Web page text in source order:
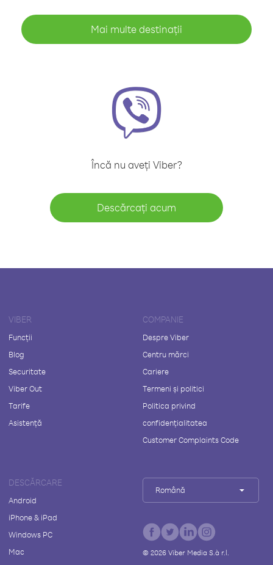
Mai multe destinații
Încă nu aveți Viber?
Descărcați acum
VIBER
Funcții
Blog
Securitate
Viber Out
Tarife
Asistență
COMPANIE
Despre Viber
Centru mărci
Cariere
Termeni și politici
Politica privind
confidențialitatea
Customer Complaints Code
DESCĂRCARE
Android
iPhone & iPad
Windows PC
Mac
Română
© 2026Viber Media S.à r.l.